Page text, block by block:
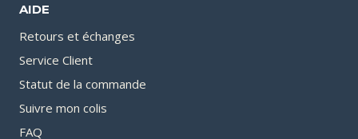
AIDE
Retours et échanges
Service Client
Statut de la commande
Suivre mon colis
FAQ